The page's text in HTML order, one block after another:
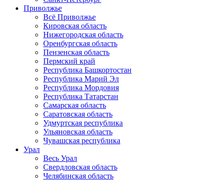
Приволжье
Всё Приволжье
Кировская область
Нижегородская область
Оренбургская область
Пензенская область
Пермский край
Республика Башкортостан
Республика Марий Эл
Республика Мордовия
Республика Татарстан
Самарская область
Саратовская область
Удмуртская республика
Ульяновская область
Чувашская республика
Урал
Весь Урал
Свердловская область
Челябинская область